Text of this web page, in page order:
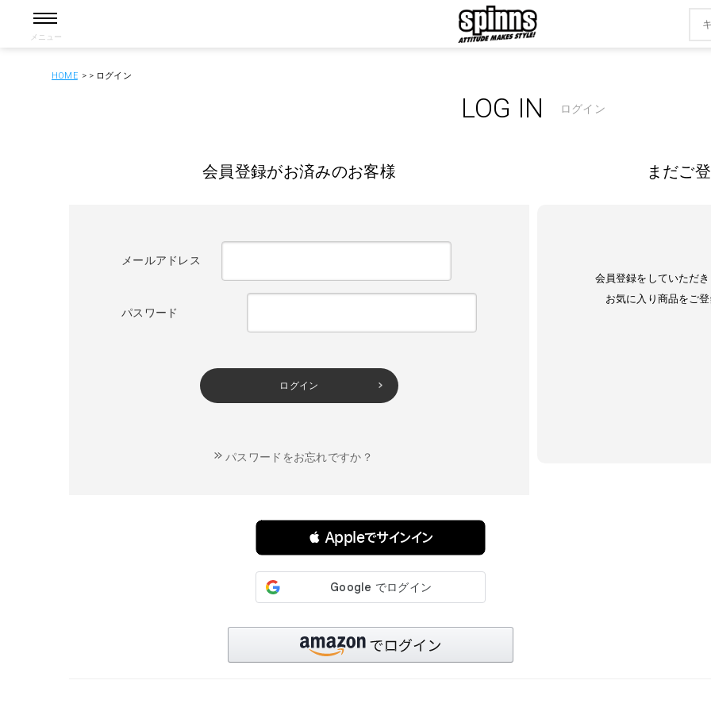
メニュー
HOME ログイン
LOG IN ログイン
会員登録がお済みのお客様
メールアドレス
パスワード
ログイン
パスワードをお忘れですか？
 Appleでサインイン
まだご
会員登録をしていただ
お気に入り商品をご